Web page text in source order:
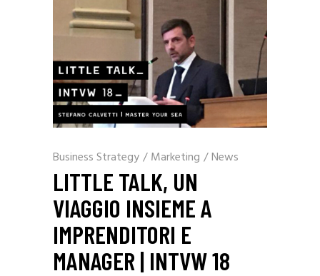
Business Strategy/ Marketing /News
LITTLE TALK, UN
VIAGGIO INSIEME A
IMPRENDITORI E
MANAGER | INTVW 18